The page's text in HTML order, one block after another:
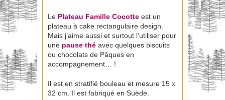
Le Plateau Famille Cocotte est un
plateau à cake rectangulaire design.
Mais j’aime aussi et surtout l’utiliser pour
une pause thé avec quelques biscuits
ou chocolats de Pâques en
accompagnement… !
Il est en stratifié bouleau et mesure 15 x
32 cm. Il est fabriqué en Suède.